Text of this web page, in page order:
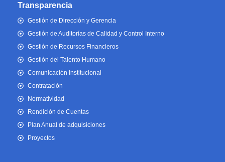
Transparencia
Gestión de Dirección y Gerencia
Gestión de Auditorías de Calidad y Control Interno
Gestión de Recursos Financieros
Gestión del Talento Humano
Comunicación Institucional
Contratación
Normatividad
Rendición de Cuentas
Plan Anual de adquisiciones
Proyectos